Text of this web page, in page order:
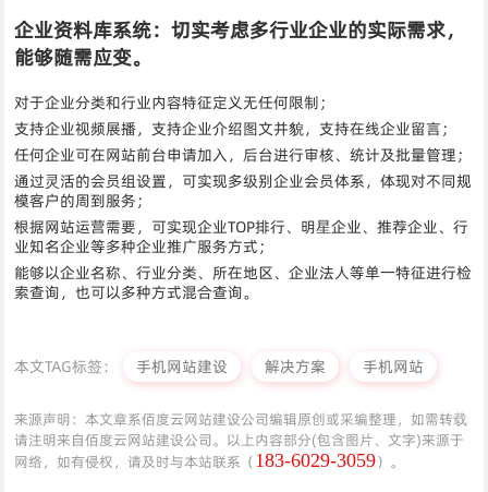
企业资料库系统：切实考虑多行业企业的实际需求，
能够随需应变。
对于企业分类和行业内容特征定义无任何限制；
支持企业视频展播，支持企业介绍图文并貌，支持在线企业留言；
任何企业可在网站前台申请加入，后台进行审核、统计及批量管理；
通过灵活的会员组设置，可实现多级别企业会员体系，体现对不同规
模客户的周到服务；
根据网站运营需要，可实现企业TOP排行、明星企业、推荐企业、行
业知名企业等多种企业推广服务方式；
能够以企业名称、行业分类、所在地区、企业法人等单一特征进行检
索查询，也可以多种方式混合查询。
本文TAG标签： 手机网站建设 解决方案 手机网站
来源声明：本文章系佰度云网站建设公司编辑原创或采编整理，如需转载
请注明来自佰度云网站建设公司。以上内容部分(包含图片、文字)来源于
网络，如有侵权，请及时与本站联系（ 183-6029-3059）。